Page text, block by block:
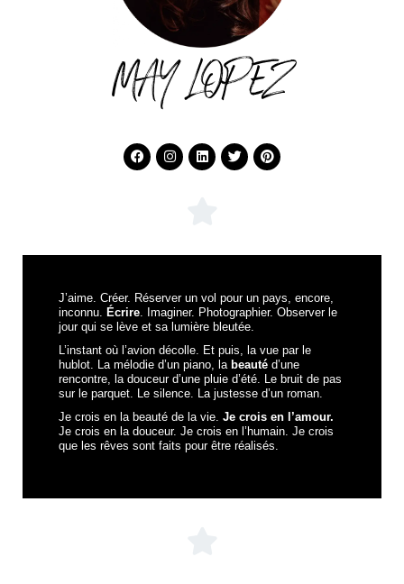
MAY LOPEZ
J’aime. Créer. Réserver un vol pour un pays, encore,
inconnu. Écrire . Imaginer. Photographier. Observer le
jour qui se lève et sa lumière bleutée.
L’instant où l’avion décolle. Et puis, la vue par le
hublot. La mélodie d’un piano, la beauté d’une
rencontre, la douceur d’une pluie d’été. Le bruit de pas
sur le parquet. Le silence. La justesse d’un roman.
Je crois en la beauté de la vie. Je crois en l’amour.
Je crois en la douceur. Je crois en l’humain. Je crois
que les rêves sont faits pour être réalisés.